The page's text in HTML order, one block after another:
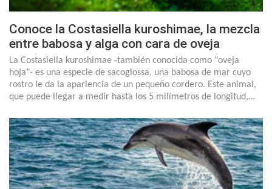
Conoce la Costasiella kuroshimae, la mezcla
entre babosa y alga con cara de oveja
La Costasiella kuroshimae -también conocida como "oveja
hoja"- es una especie de sacoglossa, una babosa de mar cuyo
rostro le da la apariencia de un pequeño cordero. Este animal,
que puede llegar a medir hasta los 5 milímetros de longitud,…